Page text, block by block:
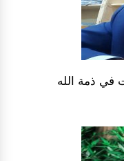
في ذمة الله